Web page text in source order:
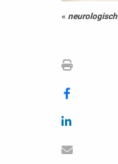
« neurologisch